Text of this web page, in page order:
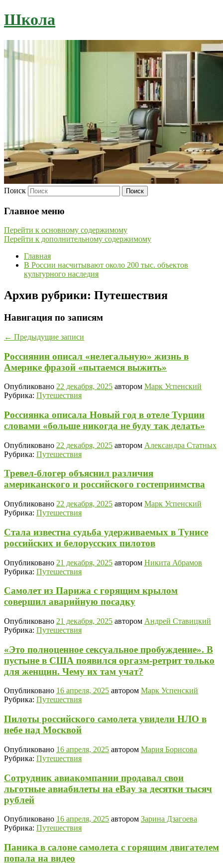
Школа
Поиск
Главное меню
Перейти к основному содержимому
Перейти к дополнительному содержимому
Главная
В России насчитывают около 200 тыс. объектов
культурного наследия
Архив рубрики: Путешествия
Навигация по записям
← Предыдущие записи
Россиянин описал «нелегальную» жизнь в
Америке фразой «пытаемся выжить»
Опубликовано 22 декабря, 2025 автором Марк Успенский
Рубрика: Путешествия
Россиянка описала Новый год в отеле Турции
словами «больше никогда не буду так делать»
Опубликовано 22 декабря, 2025 автором Александра Статных
Рубрика: Путешествия
Тревел-блогер объяснил различия
американского и российского гостеприимства
Опубликовано 22 декабря, 2025 автором Марк Успенский
Рубрика: Путешествия
Стала известна судьба удерживаемых в Тунисе
российских и белорусских пилотов
Опубликовано 21 декабря, 2025 автором Никита Абрамов
Рубрика: Путешествия
Самолет из Парижа с горящим крылом
совершил аварийную посадку
Опубликовано 21 декабря, 2025 автором Андрей Ставицкий
Рубрика: Путешествия
«Это полноценное сексуальное пробуждение». В
пустыне в США появился оргазм-ретрит только
для женщин. Чему их там учат?
Опубликовано 16 апреля, 2025 автором Марк Успенский
Рубрика: Путешествия
Пилоты российского самолета увидели НЛО в
небе над Москвой
Опубликовано 16 апреля, 2025 автором Мария Борисова
Рубрика: Путешествия
Сотрудник авиакомпании продавал свои
льготные авиабилеты на eBay за десятки тысяч
рублей
Опубликовано 16 апреля, 2025 автором Зарина Дзагоева
Рубрика: Путешествия
Паника в салоне самолета с горящим двигателем
попала на видео